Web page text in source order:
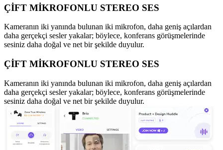
ÇİFT MİKROFONLU STEREO SES
Kameranın iki yanında bulunan iki mikrofon, daha geniş açılardan
daha gerçekçi sesler yakalar; böylece, konferans görüşmelerinde
sesiniz daha doğal ve net bir şekilde duyulur.
ÇİFT MİKROFONLU STEREO SES
Kameranın iki yanında bulunan iki mikrofon, daha geniş açılardan
daha gerçekçi sesler yakalar; böylece, konferans görüşmelerinde
sesiniz daha doğal ve net bir şekilde duyulur.